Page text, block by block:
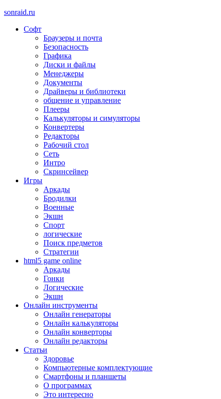
sonraid.ru
Скачивай программы, мини игры
Софт
Браузеры и почта
Безопасность
Графика
Диски и файлы
Менеджеры
Документы
Драйверы и библиотеки
общение и управление
Плееры
Калькуляторы и симуляторы
Конвертеры
Редакторы
Рабочий стол
Сеть
Интро
Скринсейвер
Игры
Аркады
Бродилки
Военные
Экшн
Спорт
логические
Поиск предметов
Стратегии
html5 game online
Аркады
Гонки
Логические
Экшн
Онлайн инструменты
Онлайн генераторы
Онлайн калькуляторы
Онлайн конверторы
Онлайн редакторы
Статьи
Здоровье
Компьютерные комплектующие
Смартфоны и планшеты
О программах
Это интересно